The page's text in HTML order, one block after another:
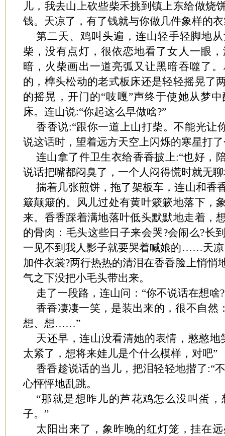
儿，我去山上砍些柴禾挑到镇上东给做烧
钱。天凉了，有了钱就与你做几件象样的衣
第二天、鸡叫头遍，连山轻手轻脚地
柴，没有点灯，很依恋地看了女人一眼
暗，火柴画出一道亮弧又让黑暗吞噬了
的，榫头松动的老式板床还是轻轻摇晃了
的摇晃，开门的“吱嘎”声终于使她从梦
床。连山说:“你起这么早做啥?”
香香说:“跟你一道上山打柴。不能光让
说这话时，望着远方天空上闪烁的寒星打
连山拿了件卫生衣给香香披上:“也好，
说话把嘴都闷臭了，一个人闷得慌时就无
揣着几张煎饼，拖了架板车，连山和香
簸颠簸的。风儿过处有黄叶簌簌地落下，
来。香香踩着满地落叶低头默默地走着，
的骨肉：毛头这些日子来会哭?会闹么?长
一见不到我人影子就要哭着喊娘的……天凉
加件衣裳?两行热热的清泪在香香脸上悄悄
气之下没把小毛头带出来。
走了一段路，连山问：“你不说话在想啥
香香凄凄一笑，是装出来的，很不自然
想、想……”
天还早，连山没看清她的表情，憨憨地
太紧了，想将来娃儿是个什么模样，对吧”
香香趁说话的当儿，把泪轻轻地揩了:“
心怦怦地乱跳。
“那就是想昨儿的芦花鸡怎么没叫蛋
子。”
太阳出来了，象昨晚的红灯笼，挂在